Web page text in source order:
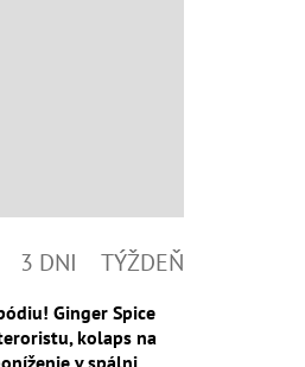
3 DNI TÝŽDEŇ
Ginger Spice
kolaps na